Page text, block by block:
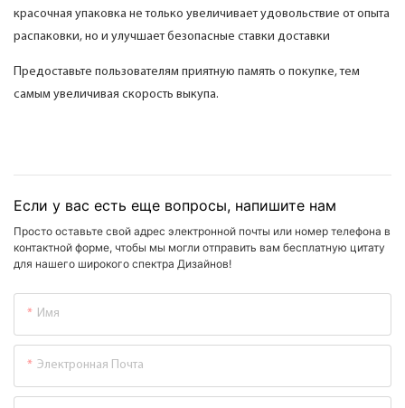
красочная упаковка не только увеличивает удовольствие от опыта
распаковки, но и улучшает безопасные ставки доставки
Предоставьте пользователям приятную память о покупке, тем
самым увеличивая скорость выкупа.
Если у вас есть еще вопросы, напишите нам
Просто оставьте свой адрес электронной почты или номер телефона в
контактной форме, чтобы мы могли отправить вам бесплатную цитату
для нашего широкого спектра Дизайнов!
Имя
Электронная Почта